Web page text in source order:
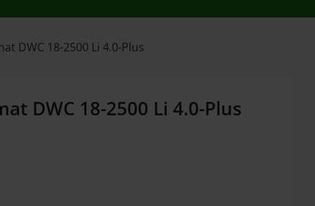
DWC 18-2500 Li 4.0-Plus
DWC 18-2500 Li 4.0-Plus